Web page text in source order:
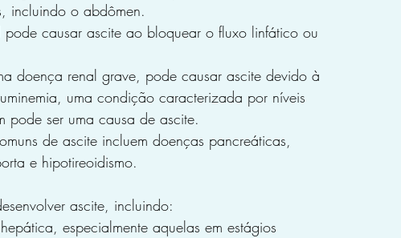
incluindo o abdômen.
causar ascite ao bloquear o fluxo linfático ou
doença renal grave, pode causar ascite devido à
uma condição caracterizada por níveis
pode ser uma causa de ascite.
de ascite incluem doenças pancreáticas,
e hipotireoidismo.
ascite, incluindo:
especialmente aquelas em estágios